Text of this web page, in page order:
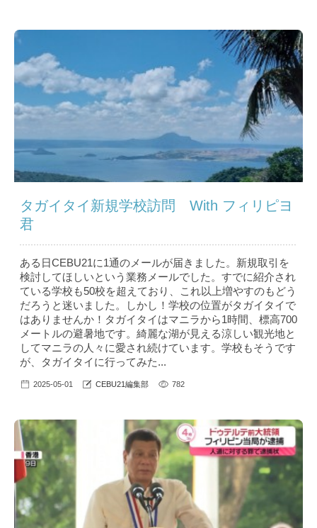
タガイタイ新規学校訪問 With フィリピヨ
君
ある日CEBU21に1通のメールが届きました。新規取引を
検討してほしいという業務メールでした。すでに紹介され
ている学校も50校を超えており、これ以上増やすのもどう
だろうと迷いました。しかし！学校の位置がタガイタイで
はありませんか！タガイタイはマニラから1時間、標高700
メートルの避暑地です。綺麗な湖が見える涼しい観光地と
してマニラの人々に愛され続けています。学校もそうです
が、タガイタイに行ってみた...
2025-05-01 CEBU21編集部 782